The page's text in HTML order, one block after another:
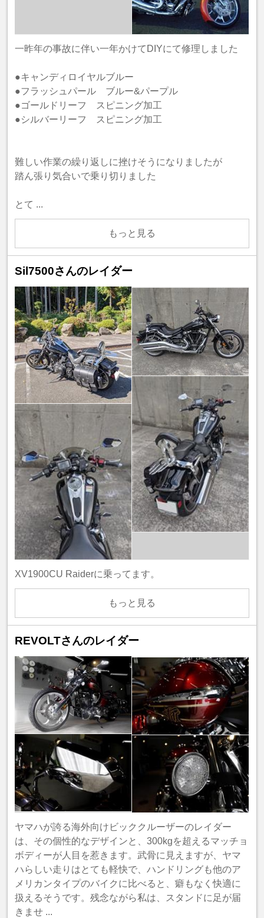
一昨年の事故に伴い一年かけてDIYにて修理しました
●キャンディロイヤルブルー
●フラッシュパール ブルー&パープル
●ゴールドリーフ スピニング加工
●シルバーリーフ スピニング加工
難しい作業の繰り返しに挫けそうになりましたが
踏ん張り気合いで乗り切りました
とて ...
もっと見る
Sil7500さんのレイダー
XV1900CU Raiderに乗ってます。
もっと見る
REVOLTさんのレイダー
ヤマハが誇る海外向けビッククルーザーのレイダー
は、その個性的なデザインと、300kgを超えるマッチョ
ボディーが人目を惹きます。武骨に見えますが、ヤマ
ハらしい走りはとても軽快で、ハンドリングも他のア
メリカンタイプのバイクに比べると、癖もなく快適に
扱えるそうです。残念ながら私は、スタンドに足が届
きませ ...